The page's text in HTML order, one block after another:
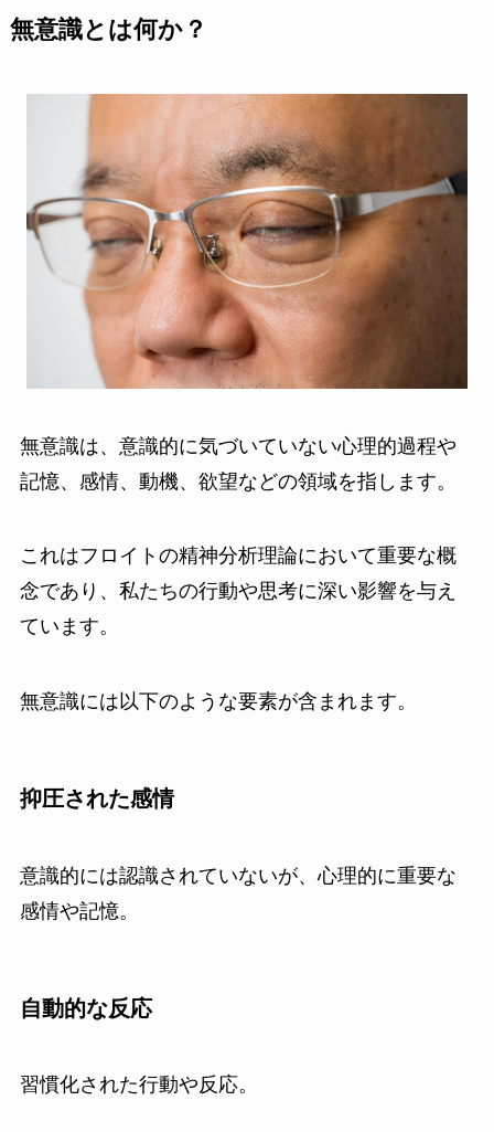
無意識とは何か？
無意識は、意識的に気づいていない心理的過程や
記憶、感情、動機、欲望などの領域を指します。
これはフロイトの精神分析理論において重要な概
念であり、私たちの行動や思考に深い影響を与え
ています。
無意識には以下のような要素が含まれます。
抑圧された感情
意識的には認識されていないが、心理的に重要な
感情や記憶。
自動的な反応
習慣化された行動や反応。